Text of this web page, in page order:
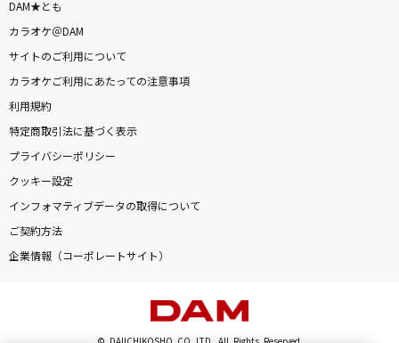
DAM★とも
カラオケ＠DAM
サイトのご利用について
カラオケご利用にあたっての注意事項
利用規約
特定商取引法に基づく表示
プライバシーポリシー
クッキー設定
インフォマティブデータの取得について
ご契約方法
企業情報（コーポレートサイト）
© DAIICHIKOSHO CO.,LTD. All Rights Reserved.